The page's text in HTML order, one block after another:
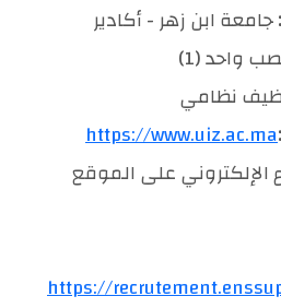
ابن زهر - أكادير
واحد (1)
نظامي
https://
الإلكتروني على الموقع
https://